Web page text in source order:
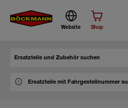
Website Shop